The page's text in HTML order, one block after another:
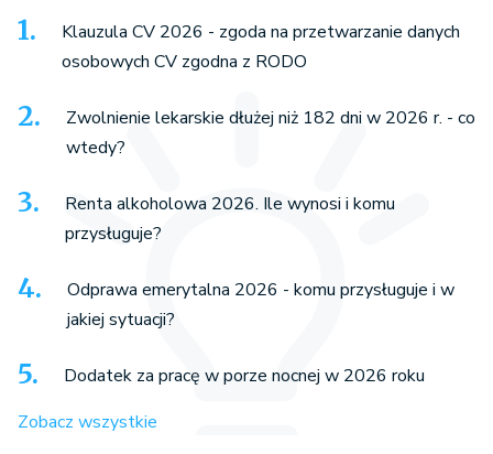
Klauzula CV 2026 - zgoda na przetwarzanie danych
osobowych CV zgodna z RODO
Zwolnienie lekarskie dłużej niż 182 dni w 2026 r. - co
wtedy?
Renta alkoholowa 2026. Ile wynosi i komu
przysługuje?
Odprawa emerytalna 2026 - komu przysługuje i w
jakiej sytuacji?
Dodatek za pracę w porze nocnej w 2026 roku
Zobacz wszystkie